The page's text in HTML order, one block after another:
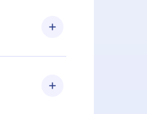
el
de
más de
leer o
iOS,